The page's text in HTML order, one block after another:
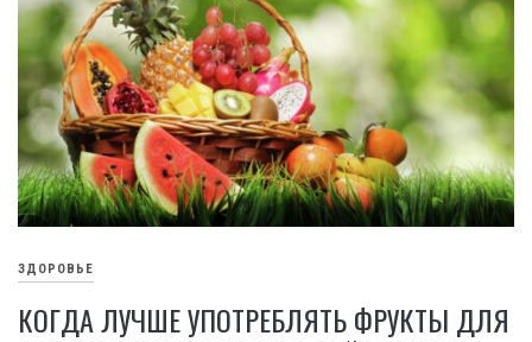
ЗДОРОВЬЕ
КОГДА ЛУЧШЕ УПОТРЕБЛЯТЬ ФРУКТЫ ДЛЯ